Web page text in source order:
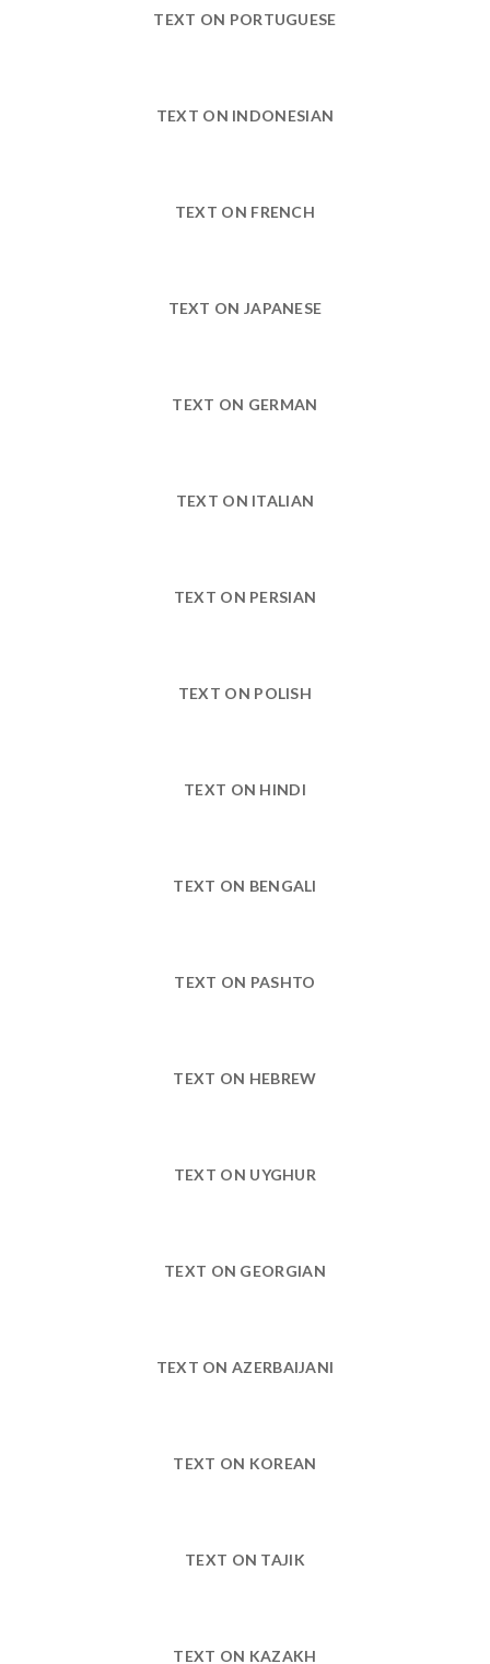
TEXT ON PORTUGUESE
TEXT ON INDONESIAN
TEXT ON FRENCH
TEXT ON JAPANESE
TEXT ON GERMAN
TEXT ON ITALIAN
TEXT ON PERSIAN
TEXT ON POLISH
TEXT ON HINDI
TEXT ON BENGALI
TEXT ON PASHTO
TEXT ON HEBREW
TEXT ON UYGHUR
TEXT ON GEORGIAN
TEXT ON AZERBAIJANI
TEXT ON KOREAN
TEXT ON TAJIK
TEXT ON KAZAKH